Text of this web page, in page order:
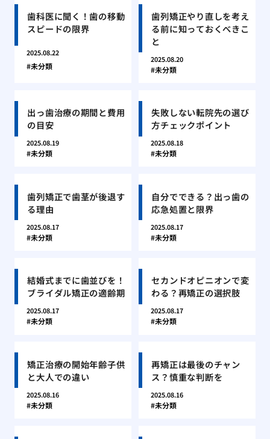
歯科医に聞く！歯の移動
スピードの限界
2025.08.22
未分類
歯列矯正やり直しを考え
る前に知っておくべきこ
と
2025.08.20
未分類
出っ歯治療の期間と費用
の目安
2025.08.19
未分類
失敗しない転院先の選び
方チェックポイント
2025.08.18
未分類
歯列矯正で歯茎が後退す
る理由
2025.08.17
未分類
自分でできる？出っ歯の
応急処置と限界
2025.08.17
未分類
結婚式までに歯並びを！
ブライダル矯正の適齢期
2025.08.17
未分類
セカンドオピニオンで変
わる？再矯正の選択肢
2025.08.17
未分類
矯正治療の開始年齢子供
と大人での違い
2025.08.16
未分類
再矯正は最後のチャン
ス？慎重な判断を
2025.08.16
未分類